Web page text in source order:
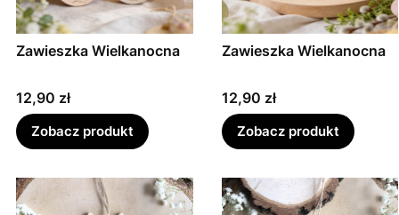
Zawieszka Wielkanocna
Cena
12,90 zł
Zobacz produkt
Zawieszka Wielkanocna
Cena
12,90 zł
Zobacz produkt